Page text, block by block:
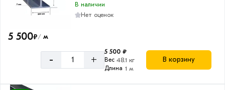
В наличии
Нет оценок
5 500₽/ м
- +
5 500 ₽
Вес 48.1 кг
Длина 1 м
В корзину